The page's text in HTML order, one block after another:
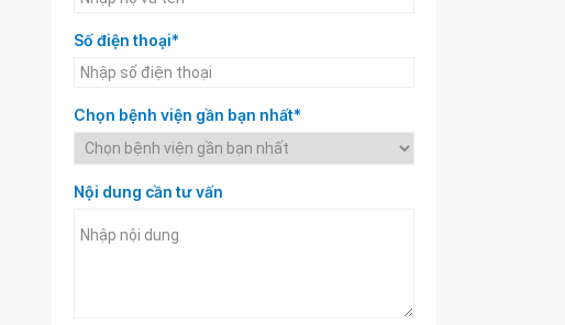
Số điện thoại*
Chọn bệnh viện gần bạn nhất*
Nội dung cần tư vấn